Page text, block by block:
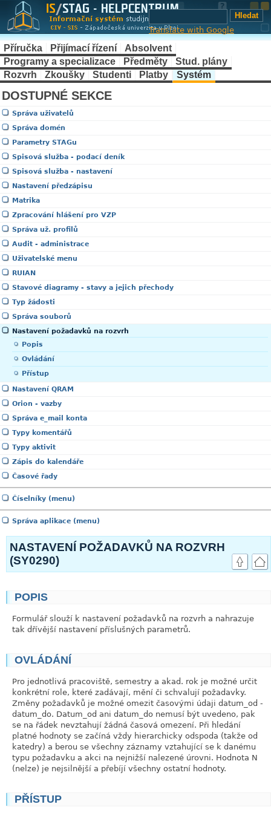
Translate with Google
Příručka Přijímací řízení
Absolvent
Programy a specializace
Předměty
Stud. plány
Rozvrh
Zkoušky Studenti Platby Systém
DOSTUPNÉ SEKCE
Správa uživatelů
Správa domén
Parametry STAGu
Spisová služba - podací deník
Spisová služba - nastavení
Nastavení předzápisu
Matrika
Zpracování hlášení pro VZP
Správa už. profilů
Audit - administrace
Uživatelské menu
RUIAN
Stavové diagramy - stavy a jejich přechody
Typ žádosti
Správa souborů
Nastavení požadavků na rozvrh
Popis
Ovládání
Přístup
Nastavení QRAM
Orion - vazby
Správa e_mail konta
Typy komentářů
Typy aktivit
Zápis do kalendáře
Časové řady
Číselníky (menu)
Správa aplikace (menu)
NASTAVENÍ POŽADAVKŮ NA ROZVRH
(SY0290)
POPIS
Formulář slouží k nastavení požadavků na rozvrh a nahrazuje
tak dřívější nastavení příslušných parametrů.
OVLÁDÁNÍ
Pro jednotlivá pracoviště, semestry a akad. rok je možné určit
konkrétní role, které zadávají, mění či schvalují požadavky.
Změny požadavků je možné omezit časovými údaji datum_od -
datum_do. Datum_od ani datum_do nemusí být uvedeno, pak
se na řádek nevztahují žádná časová omezení. Při hledání
platné hodnoty se začíná vždy hierarchicky odspoda (takže od
katedry) a berou se všechny záznamy vztahující se k danému
typu požadavku a akci na nejnižší nalezené úrovni. Hodnota N
(nelze) je nejsilnější a přebíjí všechny ostatní hodnoty.
PŘÍSTUP